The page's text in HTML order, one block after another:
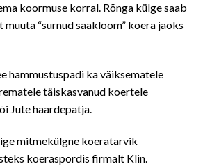
koormuse korral. Rõnga külge saab
“surnud saakloom” koera jaoks
hammustuspadi ka väiksematele
täiskasvanud koertele
Jute haardepatja.
mitmekülgne koeratarvik
koeraspordis firmalt Klin.